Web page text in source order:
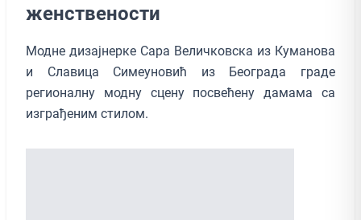
женствености
Модне дизајнерке Сара Величковска из Куманова
и Славица Симеуновић из Београда граде
регионалну модну сцену посвећену дамама са
изграђеним стилом.